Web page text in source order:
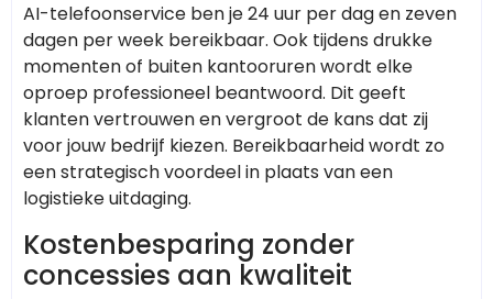
AI-telefoonservice ben je 24 uur per dag en zeven
dagen per week bereikbaar. Ook tijdens drukke
momenten of buiten kantooruren wordt elke
oproep professioneel beantwoord. Dit geeft
klanten vertrouwen en vergroot de kans dat zij
voor jouw bedrijf kiezen. Bereikbaarheid wordt zo
een strategisch voordeel in plaats van een
logistieke uitdaging.
Kostenbesparing zonder
concessies aan kwaliteit